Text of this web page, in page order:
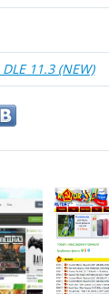
11.3 (NEW)